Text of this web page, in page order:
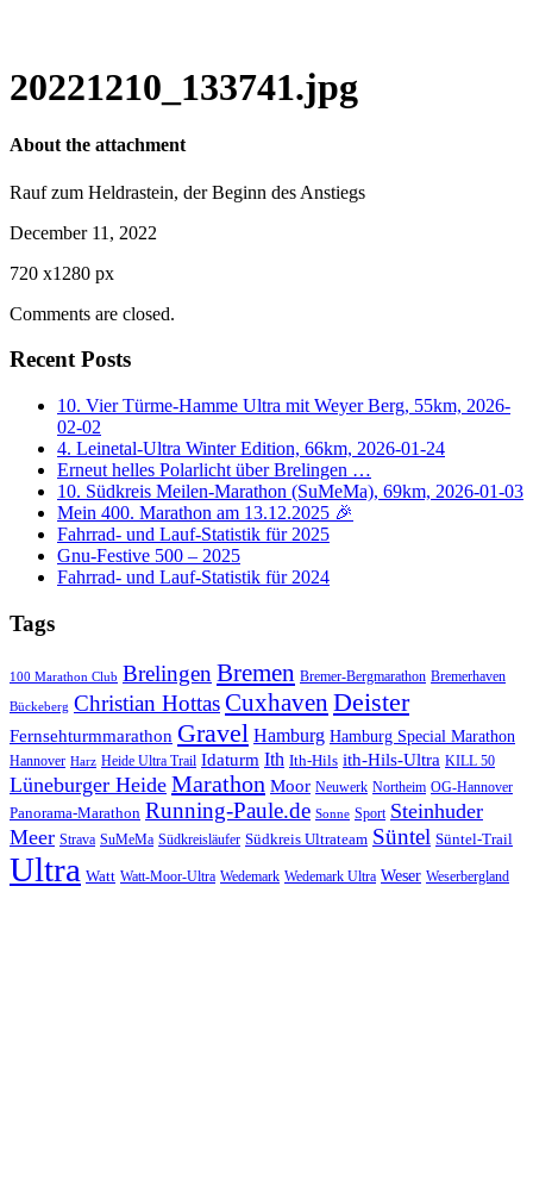
20221210_133741.jpg
About the attachment
Rauf zum Heldrastein, der Beginn des Anstiegs
December 11, 2022
720 x1280 px
Comments are closed.
Recent Posts
10. Vier Türme-Hamme Ultra mit Weyer Berg, 55km, 2026-
02-02
4. Leinetal-Ultra Winter Edition, 66km, 2026-01-24
Erneut helles Polarlicht über Brelingen …
10. Südkreis Meilen-Marathon (SuMeMa), 69km, 2026-01-03
Mein 400. Marathon am 13.12.2025 🎉
Fahrrad- und Lauf-Statistik für 2025
Gnu-Festive 500 – 2025
Fahrrad- und Lauf-Statistik für 2024
Tags
100 Marathon Club BrelingenBremen Bremer-Bergmarathon Bremerhaven
Bückeberg Christian HottasCuxhaven Deister
Fernsehturmmarathon Gravel Hamburg Hamburg Special Marathon
Hannover Harz Heide Ultra Trail Idaturm Ith Ith-Hils ith-Hils-Ultra KILL 50
Lüneburger Heide Marathon Moor Neuwerk Northeim OG-Hannover
Panorama-Marathon Running-Paule.de Sonne Sport Steinhuder
Meer Strava SuMeMa Südkreisläufer Südkreis Ultrateam Süntel Süntel-Trail
Ultra Watt Watt-Moor-Ultra Wedemark Wedemark Ultra Weser Weserbergland